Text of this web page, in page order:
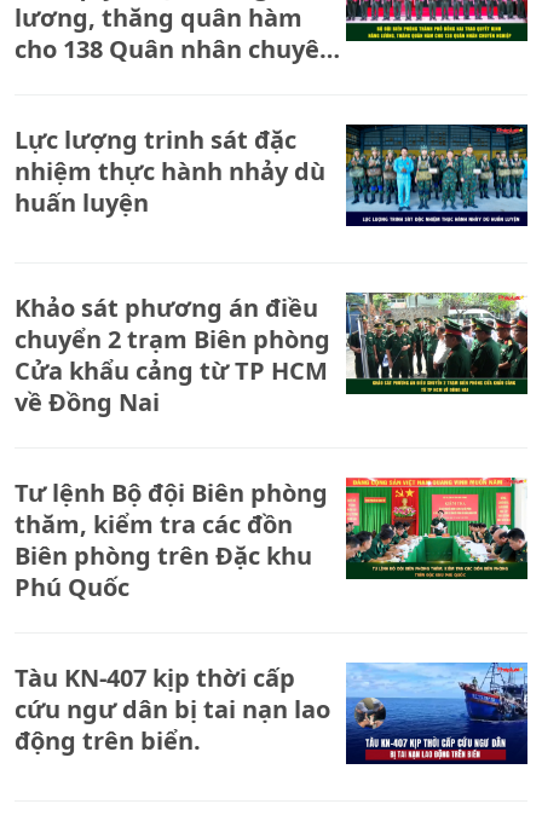
lương, thăng quân hàm
cho 138 Quân nhân chuyên
Lực lượng trinh sát đặc
nhiệm thực hành nhảy dù
huấn luyện
Khảo sát phương án điều
chuyển 2 trạm Biên phòng
Cửa khẩu cảng từ TP HCM
về Đồng Nai
Tư lệnh Bộ đội Biên phòng
thăm, kiểm tra các đồn
Biên phòng trên Đặc khu
Phú Quốc
Tàu KN-407 kịp thời cấp
cứu ngư dân bị tai nạn lao
động trên biển.